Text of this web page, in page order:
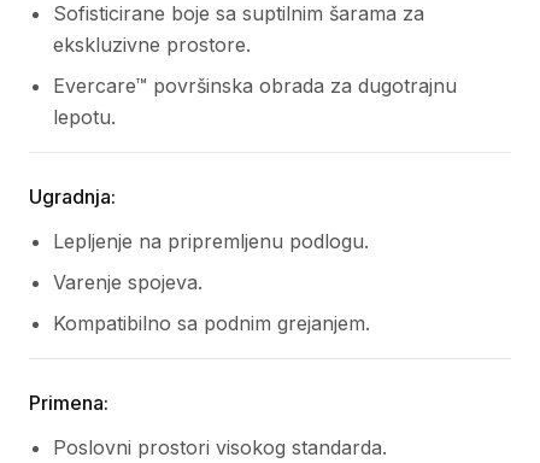
Sofisticirane boje sa suptilnim šarama za
ekskluzivne prostore.
Evercare™ površinska obrada za dugotrajnu
lepotu.
Ugradnja:
Lepljenje na pripremljenu podlogu.
Varenje spojeva.
Kompatibilno sa podnim grejanjem.
Primena:
Poslovni prostori visokog standarda.